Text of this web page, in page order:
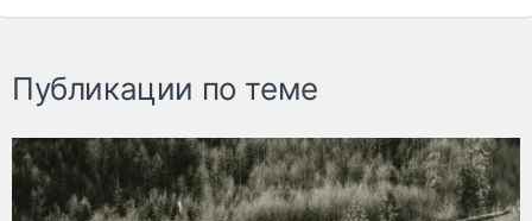
Публикации по теме